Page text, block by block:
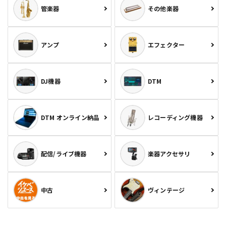
管楽器 その他楽器
アンプ エフェクター
DJ機器 DTM
DTM オンライン納品 レコーディング機器
配信/ライブ機器 楽器アクセサリ
中古 ヴィンテージ